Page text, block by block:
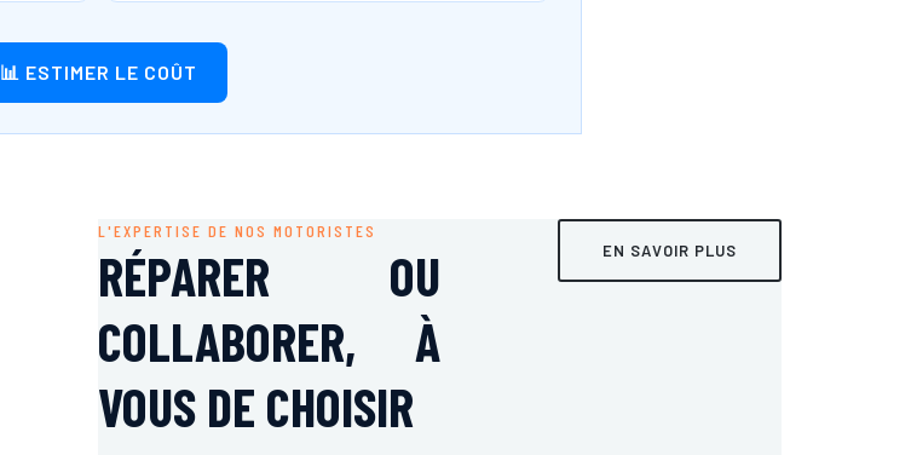
📊 ESTIMER LE COÛT
L'EXPERTISE DE NOS MOTORISTES
RÉPARER OU
COLLABORER, À
VOUS DE CHOISIR
EN SAVOIR PLUS